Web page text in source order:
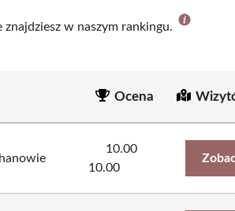
w naszym rankingu.
Ocena
10.00
10.00